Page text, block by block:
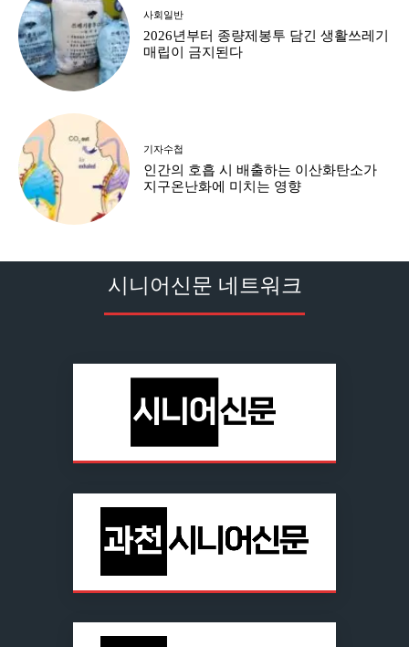
사회일반
2026년부터 종량제봉투 담긴 생활쓰레기
매립이 금지된다
기자수첩
인간의 호흡 시 배출하는 이산화탄소가
지구온난화에 미치는 영향
시니어신문 네트워크